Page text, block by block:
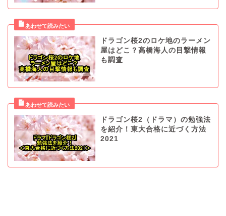
ドラゴン桜2のロケ地のラーメン
屋はどこ？高橋海人の目撃情報
も調査
ドラゴン桜2（ドラマ）の勉強法
を紹介！東大合格に近づく方法
2021